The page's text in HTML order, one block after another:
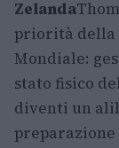
Zelanda
priorità della
Mondiale:
stato fisico
diventi un